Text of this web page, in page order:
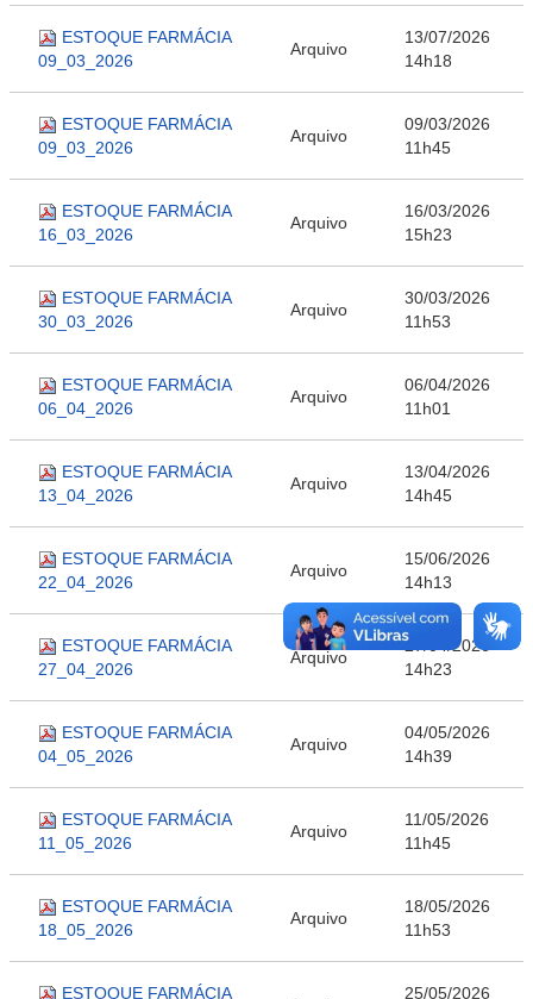
ESTOQUE FARMÁCIA
09_03_2026
Arquivo
13/07/2026
14h18
ESTOQUE FARMÁCIA
09_03_2026
Arquivo
09/03/2026
11h45
ESTOQUE FARMÁCIA
16_03_2026
Arquivo
16/03/2026
15h23
ESTOQUE FARMÁCIA
30_03_2026
Arquivo
30/03/2026
11h53
ESTOQUE FARMÁCIA
06_04_2026
Arquivo
06/04/2026
11h01
ESTOQUE FARMÁCIA
13_04_2026
Arquivo
13/04/2026
14h45
ESTOQUE FARMÁCIA
22_04_2026
Arquivo
15/06/2026
14h13
ESTOQUE FARMÁCIA
27_04_2026
Arquivo
27/04/2026
14h23
ESTOQUE FARMÁCIA
04_05_2026
Arquivo
04/05/2026
14h39
ESTOQUE FARMÁCIA
11_05_2026
Arquivo
11/05/2026
11h45
ESTOQUE FARMÁCIA
18_05_2026
Arquivo
18/05/2026
11h53
ESTOQUE FARMÁCIA
25/05/2026